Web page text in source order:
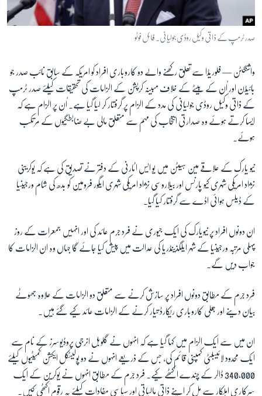
آزادیٔ صحافت
صحت
دلچسپ و عجیب
ویڈیوز
آڈیو
اسپیشل کوریج
اداریہ
FOLLOW US
زبان
صدر ٹرمپ کے ذاتی وکیل روڈی جولیانی۔ فائل فوٹو
واشنگٹن — فلوریڈا سے تعلق رکھنے والے دو کاروباری افراد کو امریکہ کے سابق نائب صدر جو
بائیڈن اور اُن کے بیٹے کے خلاف مبینہ کرپشن کے الزامات کی تحقیقات کیلئے صدر ٹرمپ
کے ذاتی وکیل روڈی جولیانی کی مدد کے الزام پر گرفتار کر لیا گیا ہے۔ اُن پر الزام ہے کہ
ایسا کرتے ہوئے وہ صدارتی انتخاب کی مہم سے متعلق مالی بے ضابطگیوں کے مرتکب
ہوئے۔
نیو یارک کے علاقے مین ہیٹن میں یو ایس اٹارنی کے دفتر نے تصدیق کی ہے کہ یوکرینی
نژاد امریکی شہری کیو پارنس اور بیلاروسی نژاد امریکی شہری ایگور فرومین کو بدھ کی شام ورجینیا
کے ڈیلس ہوائی اڈے سے گرفتار کیا گیا۔
ان دونوں افراد پر نیویارک کی ایک جیوری نے فرد جرم عائد کی اور انہیں جمعرات کے روز
پہلی مرتبہ ورجینیا کے شہر ایلگذینڈریا کی عدالت میں پیش کیا جائے گا جہاں وہ ان الزامات کا
جواب دیں گے۔
فرد جرم کے مطابق دونوں افراد پر سازش کرنے سے متعلق دو الزامات کے علاوہ جھوٹے
بیان دینے اور جعلی کاروباری ریکارڈ تیار کرنے کے الزامات عائد کیے گئے ہیں۔
ان میں سے ایک الزام میں کہا گیا ہے کہ انہوں نے گلوبل انرجی پروڈیوسرز کے نام سے
ایک محدود لائیبلٹی کمپنی قائم کی، جس کے ذریعے انہوں نے دو پولیٹکل ایکشن کمیٹیوں کیلئے
340,000 ڈالر کے چندے اکٹھے کیے۔ فرد جرم کے مطابق انہوں نے یوکرین کے ایک
سرکاری اہلکار سے مل کر اپنے ذاتی مالیاتی اور سیاسی مفادات کیلئے یہ رقوم اکٹھی کیں۔